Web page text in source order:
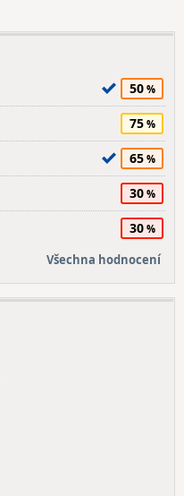
50
75
65
30
30
Všechna hodnocení